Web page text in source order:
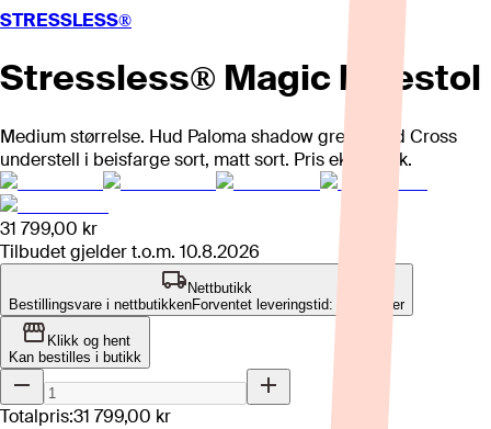
STRESSLESS®
Stressless® Magic lenestol
Medium størrelse. Hud Paloma shadow green med Cross
understell i beisfarge sort, matt sort. Pris eks. krakk.
31 799,00 kr
Tilbudet gjelder t.o.m. 10.8.2026
Nettbutikk
Bestillingsvare i nettbutikkenForventet leveringstid: 10-12 uker
Klikk og hent
Kan bestilles i butikk
Totalpris:31 799,00 kr